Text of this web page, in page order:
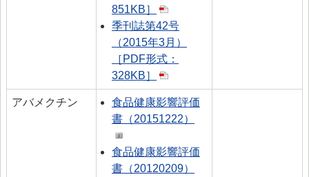
851KB］
季刊誌第42号
（2015年3月）
［PDF形式：
328KB］
アバメクチン
食品健康影響評価
書（20151222）
食品健康影響評価
書（20120209）